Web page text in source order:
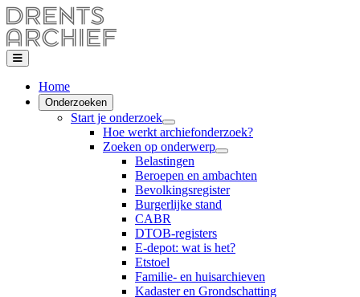
Home
Onderzoeken
Start je onderzoek
Hoe werkt archiefonderzoek?
Zoeken op onderwerp
Belastingen
Beroepen en ambachten
Bevolkingsregister
Burgerlijke stand
CABR
DTOB-registers
E-depot: wat is het?
Etstoel
Familie- en huisarchieven
Kadaster en Grondschatting